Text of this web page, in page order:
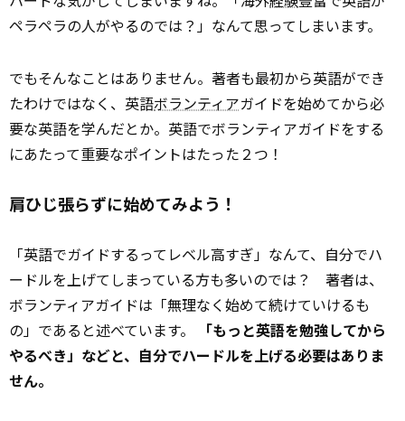
ペラペラの人がやるのでは？」なんて思ってしまいます。
でもそんなことはありません。著者も最初から英語ができ
たわけではなく、英語ボランティアガイドを始めてから必
要な英語を学んだとか。英語でボランティアガイドをする
にあたって重要なポイントはたった２つ！
肩ひじ張らずに始めてみよう！
「英語でガイドするってレベル高すぎ」なんて、自分でハ
ードルを上げてしまっている方も多いのでは？ 著者は、
ボランティアガイドは「無理なく始めて続けていけるも
の」であると述べています。
「もっと英語を勉強してから
やるべき」などと、自分でハードルを上げる必要はありま
せん。